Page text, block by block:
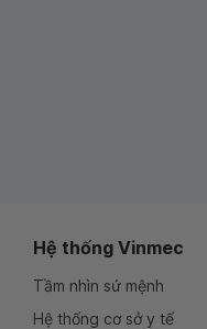
Hệ thống Vinmec
Tầm nhìn sứ mệnh
Hệ thống cơ sở y tế